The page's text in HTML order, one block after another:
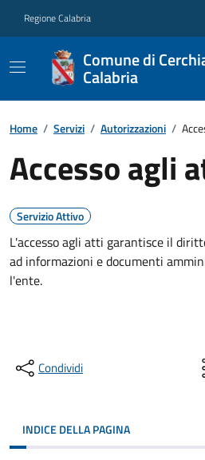
Regione Calabria
Comune di
Calabria
Home / Servizi / Autorizzazioni /
Accesso agli
Servizio Attivo
L'accesso agli atti garantisce il
ad informazioni e documenti
l'ente.
Condividi
INDICE DELLA PAGINA